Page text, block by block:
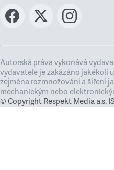
Autorská práva vykonává
vydavatele je zakázáno jakékoli
zejména rozmnožování a šíření
mechanickým nebo
© Copyright Respekt Media a.s.